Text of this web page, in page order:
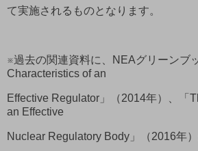
て実施されるものとなります。
※過去の関連資料に、NEAグリーンブ
Characteristics of an
Effective Regulator」（2014年）、「
an Effective
Nuclear Regulatory Body」（2016年）